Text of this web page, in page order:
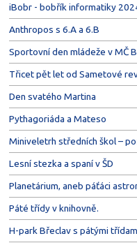
iBobr - bobřík informatiky
Anthropos s 6.A a 6.B
Sportovní den mládeže v MČ
Třicet pět let od Sametové
Den svatého Martina
Pythagoriáda a Mateso
Miniveletrh středních škol –
Lesní stezka a spaní v ŠD
Planetárium, aneb páťáci
Páté třídy v knihovně.
H-park Břeclav s pátými